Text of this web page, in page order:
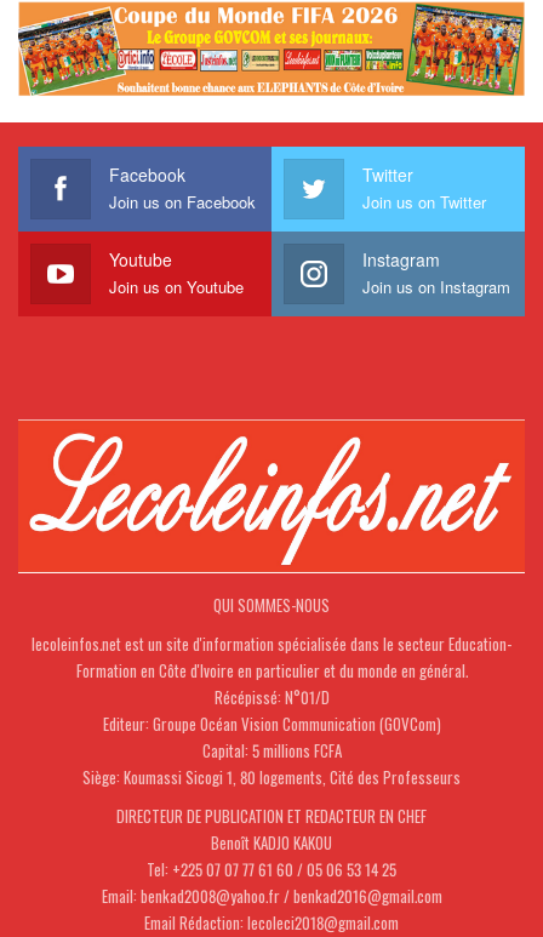
Facebook
Join us on Facebook
Twitter
Join us on Twitter
Youtube
Join us on Youtube
Instagram
Join us on Instagram
QUI SOMMES-NOUS
lecoleinfos.net est un site d'information spécialisée dans le secteur Education-
Formation en Côte d'Ivoire en particulier et du monde en général.
Récépissé: N°01/D
Editeur: Groupe Océan Vision Communication (GOVCom)
Capital: 5 millions FCFA
Siège: Koumassi Sicogi 1, 80 logements, Cité des Professeurs
DIRECTEUR DE PUBLICATION ET REDACTEUR EN CHEF
Benoît KADJO KAKOU
Tel: +225 07 07 77 61 60 / 05 06 53 14 25
Email: benkad2008@yahoo.fr / benkad2016@gmail.com
Email Rédaction: lecoleci2018@gmail.com